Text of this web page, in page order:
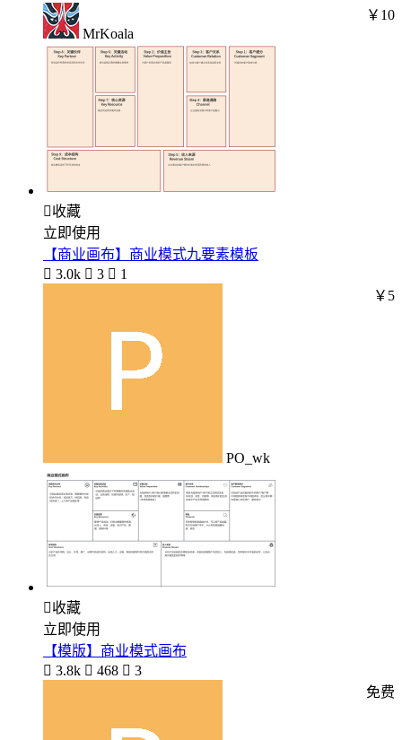
MrKoala
￥10
收藏
立即使用
【商业画布】商业模式九要素模板
 3.0k  3  1
PO_wk
￥5
收藏
立即使用
【模版】商业模式画布
 3.8k  468  3
免费